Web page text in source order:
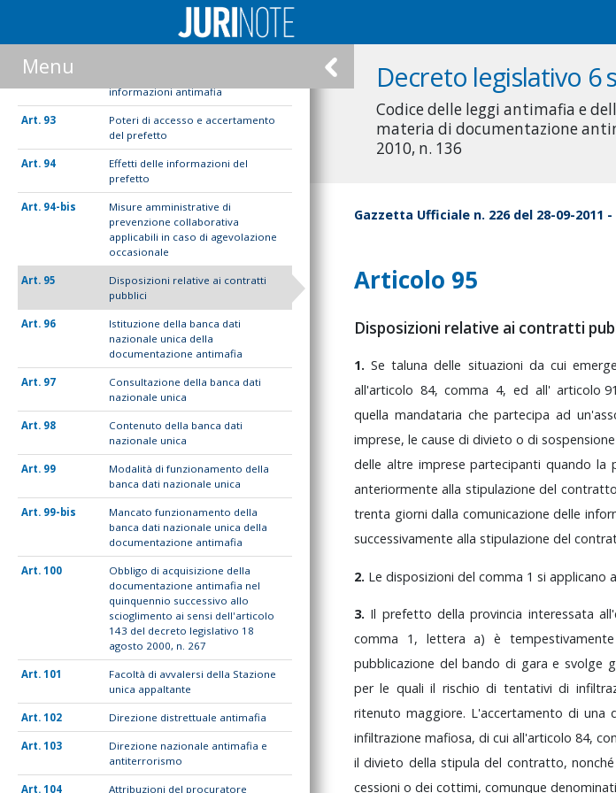
Decreto legislativo 6
Codice delle leggi antimafia e
materia di documentazione
2010, n. 136
Menu
Competenza al rilascio
dell'informazione antimafia
91 Informazione antimafia
92
informazioni antimafia
93
Poteri di accesso e accertamento
del prefetto
94
Effetti delle informazioni del
prefetto
94-bis
Misure amministrative di
prevenzione collaborativa
applicabili in caso di agevolazione
occasionale
95
Disposizioni relative ai contratti
pubblici
96
Istituzione della banca dati
nazionale unica della
documentazione antimafia
97
Consultazione della banca dati
nazionale unica
98
Contenuto della banca dati
nazionale unica
99
Modalità di funzionamento della
banca dati nazionale unica
99-bis
Mancato funzionamento della
banca dati nazionale unica della
documentazione antimafia
100
Obbligo di acquisizione della
documentazione antimafia nel
quinquennio successivo allo
scioglimento ai sensi dell'articolo
143 del decreto legislativo 18
agosto 2000, n. 267
101
Facoltà di avvalersi della Stazione
unica appaltante
102 Direzione distrettuale antimafia
103
Direzione nazionale antimafia e
antiterrorismo
104 Attribuzioni del procuratore
Gazzetta Ufficiale n. 226 del 28-09-2011
Articolo 95
Disposizioni relative ai contratti
1.Setalunadelle situazioni da cui
all'articolo 84,comma 4, ed all'articolo
quella mandataria chepartecipaad
imprese, le cause di divieto o di sospensione
delle altre impresepartecipantiquandola
anteriormentealla stipulazionedel
trenta giornidalla comunicazionedelle
successivamente alla stipulazione del
2. Le disposizioni del comma 1 si applicano
3. Il prefettodellaprovincia interessata
comma 1, letteraa)ètempestivamente
pubblicazione delbandodi garaesvolge
perle qualiil rischiodi tentatividi
ritenuto maggiore. L'accertamento di una
infiltrazione mafiosa, di cui all'articolo 84,
ildivieto dellastipuladel contratto,
cessioni o dei cottimi, comunque